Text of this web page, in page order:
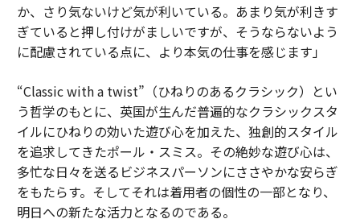
か、さり気ないけど気が利いている。あまり気が利きす
ぎていると押し付けがましいですが、そうならないよう
に配慮されている点に、より本気の仕事を感じます」
“Classic with a twist”（ひねりのあるクラシック）とい
う哲学のもとに、英国が生んだ普遍的なクラシックスタ
イルにひねりの効いた遊び心を加えた、独創的スタイル
を追求してきたポール・スミス。その絶妙な遊び心は、
多忙な日々を送るビジネスパーソンにささやかな安らぎ
をもたらす。そしてそれは着用者の個性の一部となり、
明日への新たな活力となるのである。